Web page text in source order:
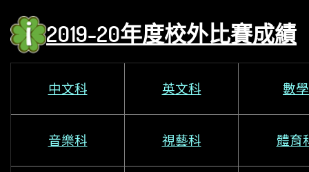
2019-20年度校外比賽成績
中文科 英文科 數學
音樂科 視藝科 體育